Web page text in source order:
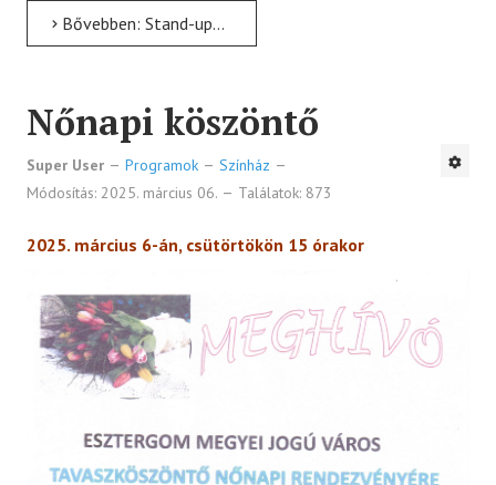
Bővebben: Stand-up est
Nőnapi köszöntő
Super User Programok
Színház
Módosítás: 2025. március 06.
Találatok: 873
2025. március 6-án, csütörtökön 15 órakor